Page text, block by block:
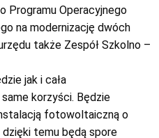
Programu Operacyjnego
na modernizację dwóch
także Zespół Szkolno –
jak i cała
korzyści. Będzie
fotowoltaiczną o
temu będą spore